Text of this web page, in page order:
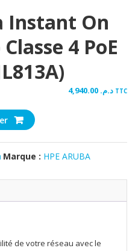
Instant On
4 PoE
د.م. TTC
Marque : HPE ARUBA
de votre réseau avec le